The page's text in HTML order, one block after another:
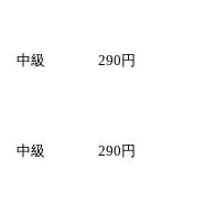
中級 290円
中級 290円